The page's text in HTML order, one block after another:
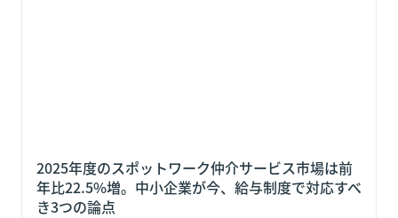
2025年度のスポットワーク仲介サービス市場は前
年比22.5%増。中小企業が今、給与制度で対応すべ
き3つの論点